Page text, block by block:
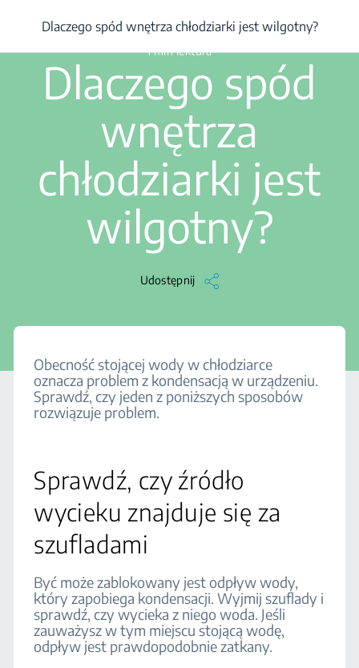
Chłodziarko-zamrażarka Rozwiązywanie problemów
1 min lektura
Dlaczego spód
wnętrza
chłodziarki jest
wilgotny?
Udostępnij
Dlaczego spód wnętrza chłodziarki jest wilgotny?
Obecność stojącej wody w chłodziarce
oznacza problem z kondensacją w urządzeniu.
Sprawdź, czy jeden z poniższych sposobów
rozwiązuje problem.
Sprawdź, czy źródło
wycieku znajduje się za
szufladami
Być może zablokowany jest odpływ wody,
który zapobiega kondensacji. Wyjmij szuflady i
sprawdź, czy wycieka z niego woda. Jeśli
zauważysz w tym miejscu stojącą wodę,
odpływ jest prawdopodobnie zatkany.